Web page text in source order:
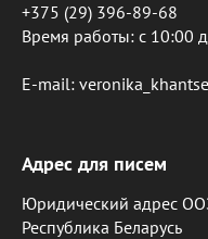
+375 (29) 396-89-68
Время работы: c 10:00
E-mail:
Адрес для писем
Юридический адрес
Республика Беларусь